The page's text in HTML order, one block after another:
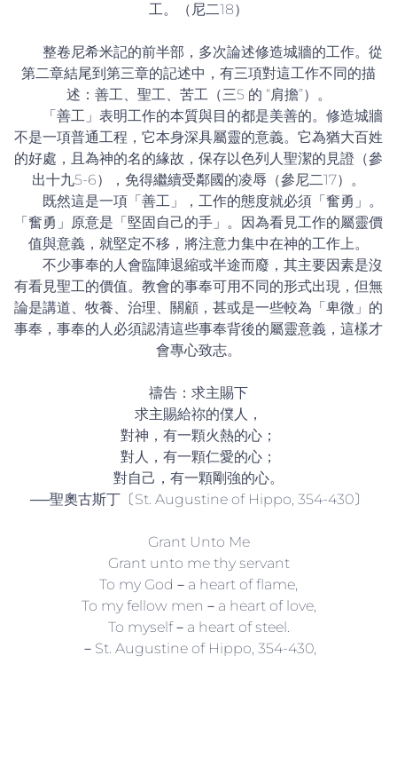
工。（尼二18）
整卷尼希米記的前半部，多次論述修造城牆的工作。從
第二章結尾到第三章的記述中，有三項對這工作不同的描
述：善工、聖工、苦工（三5 的 “肩擔”）。
「善工」表明工作的本質與目的都是美善的。修造城牆
不是一項普通工程，它本身深具屬靈的意義。它為猶大百姓
的好處，且為神的名的緣故，保存以色列人聖潔的見證（參
出十九5-6），免得繼續受鄰國的凌辱（參尼二17）。
既然這是一項「善工」，工作的態度就必須「奮勇」。
「奮勇」原意是「堅固自己的手」。因為看見工作的屬靈價
值與意義，就堅定不移，將注意力集中在神的工作上。
不少事奉的人會臨陣退縮或半途而廢，其主要因素是沒
有看見聖工的價值。教會的事奉可用不同的形式出現，但無
論是講道、牧養、治理、關顧，甚或是一些較為「卑微」的
事奉，事奉的人必須認清這些事奉背後的屬靈意義，這樣才
會專心致志。
禱告：求主賜下
求主賜給祢的僕人，
對神，有一顆火熱的心；
對人，有一顆仁愛的心；
對自己，有一顆剛強的心。
──聖奧古斯丁〔St. Augustine of Hippo, 354-430〕
Grant Unto Me
Grant unto me thy servant
To my God－a heart of flame,
To my fellow men－a heart of love,
To myself－a heart of steel.
－St. Augustine of Hippo, 354-430,